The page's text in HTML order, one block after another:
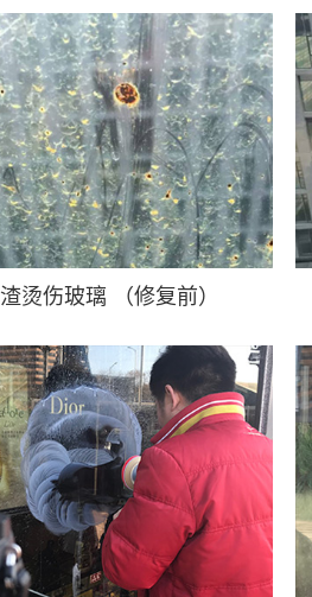
烫伤玻璃 （修复前）